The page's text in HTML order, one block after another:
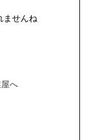
ませんね
へ